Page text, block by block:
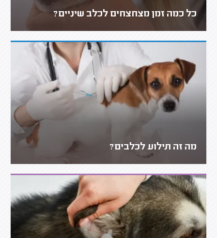
כל כמה זמן מצחצחים לכלב שיניים?
מה זה תילוע לכלבים?